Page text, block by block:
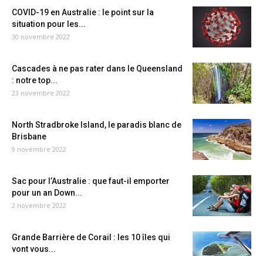
COVID-19 en Australie : le point sur la
situation pour les...
30 novembre 2022
Cascades à ne pas rater dans le Queensland
: notre top...
23 novembre 2022
North Stradbroke Island, le paradis blanc de
Brisbane
9 novembre 2022
Sac pour l’Australie : que faut-il emporter
pour un an Down...
2 novembre 2022
Grande Barrière de Corail : les 10 îles qui
vont vous...